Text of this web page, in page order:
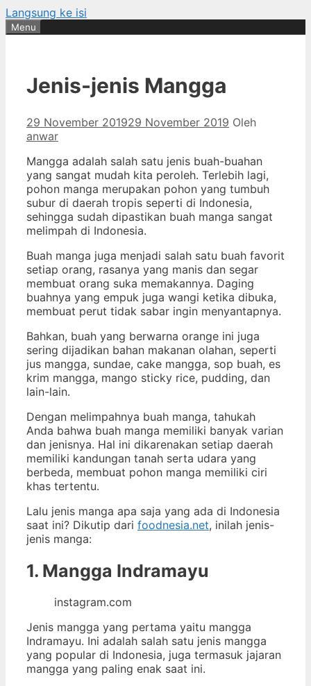
Langsung ke isi
Menu
Jenis-jenis Mangga
29 November 201929 November 2019 Oleh
anwar
Mangga adalah salah satu jenis buah-buahan
yang sangat mudah kita peroleh. Terlebih lagi,
pohon manga merupakan pohon yang tumbuh
subur di daerah tropis seperti di Indonesia,
sehingga sudah dipastikan buah manga sangat
melimpah di Indonesia.
Buah manga juga menjadi salah satu buah favorit
setiap orang, rasanya yang manis dan segar
membuat orang suka memakannya. Daging
buahnya yang empuk juga wangi ketika dibuka,
membuat perut tidak sabar ingin menyantapnya.
Bahkan, buah yang berwarna orange ini juga
sering dijadikan bahan makanan olahan, seperti
jus mangga, sundae, cake mangga, sop buah, es
krim mangga, mango sticky rice, pudding, dan
lain-lain.
Dengan melimpahnya buah manga, tahukah
Anda bahwa buah manga memiliki banyak varian
dan jenisnya. Hal ini dikarenakan setiap daerah
memiliki kandungan tanah serta udara yang
berbeda, membuat pohon manga memiliki ciri
khas tertentu.
Lalu jenis manga apa saja yang ada di Indonesia
saat ini? Dikutip dari foodnesia.net, inilah jenis-
jenis manga:
1. Mangga Indramayu
instagram.com
Jenis mangga yang pertama yaitu mangga
Indramayu. Ini adalah salah satu jenis mangga
yang popular di Indonesia, juga termasuk jajaran
mangga yang paling enak saat ini.